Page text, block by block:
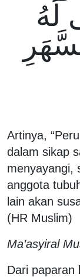
لَهُ
Artinya,
dalam sikap
menyayangi,
anggota
lain akan
(HR Muslim)
Ma’asyiral
Dari paparan